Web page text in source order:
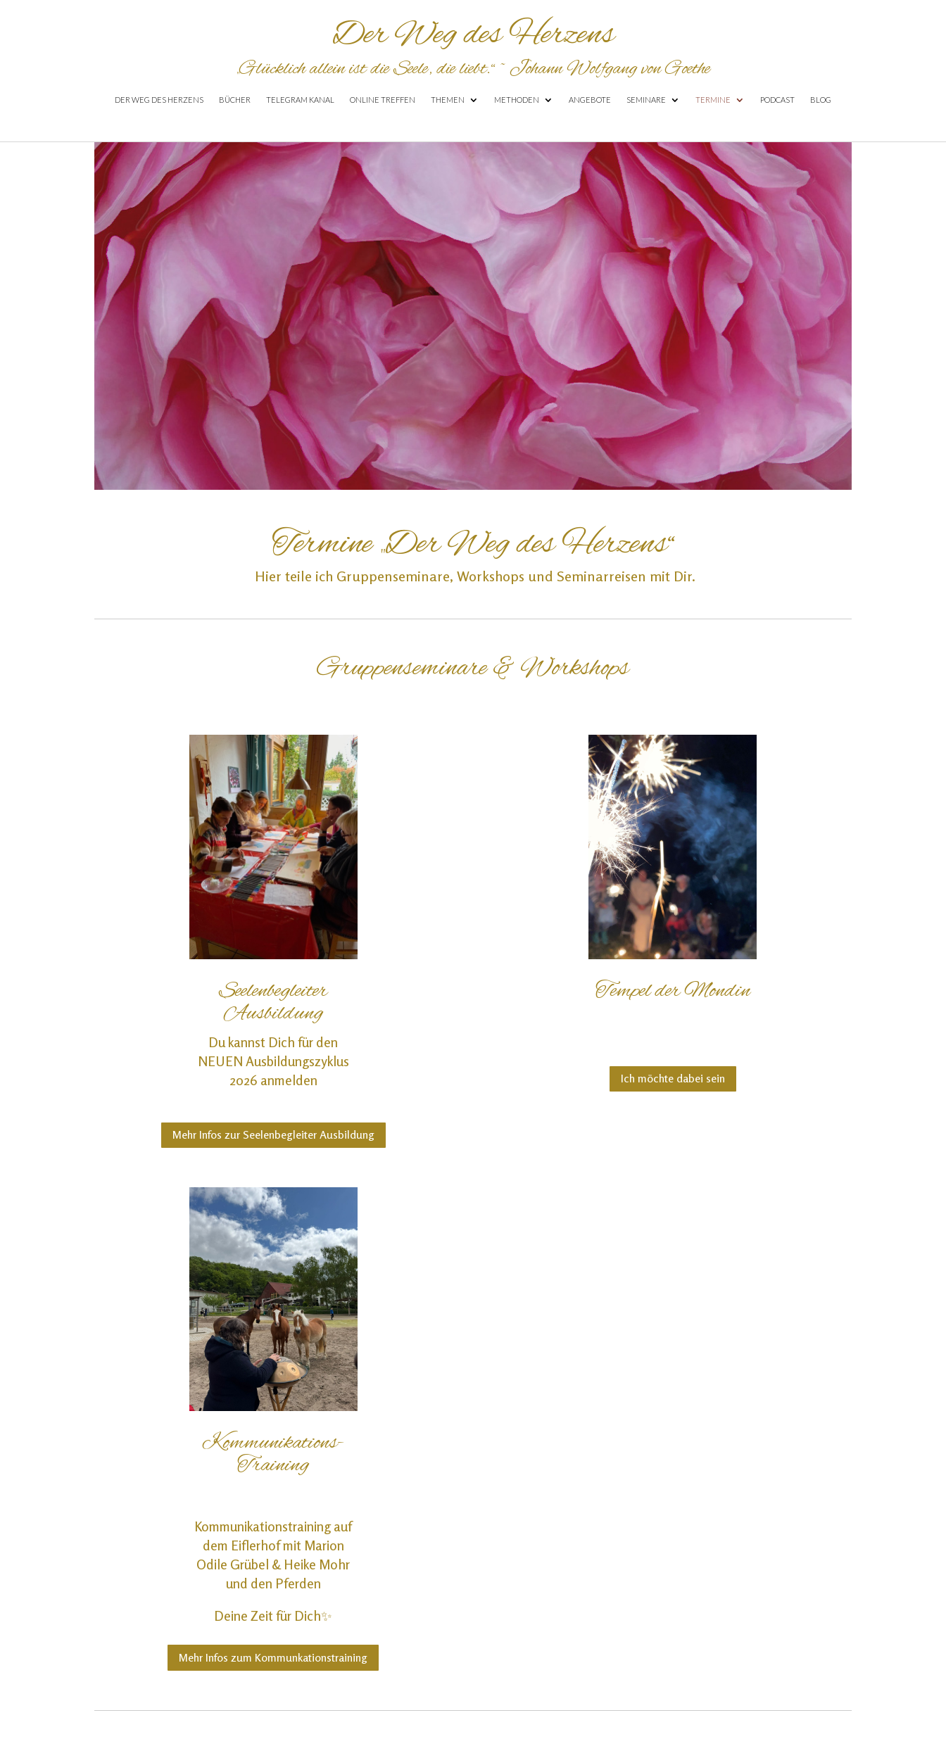
Der Weg des Herzens
„GlücklichalleinistdieSeele, dieliebt.“ ~Johann Wolfgang von Goethe
DER WEG DES HERZENS BÜCHER TELEGRAM KANAL ONLINE TREFFEN THEMEN METHODEN ANGEBOTE SEMINARE TERMINE PODCAST BLOG
Termine „Der Weg des Herzens“
Hier teile ich Gruppenseminare, Workshops und Seminarreisen mit Dir.
Gruppenseminare & Workshops
Seelenbegleiter
Ausbildung
Du kannst Dich für den
NEUEN Ausbildungszyklus
2026 anmelden
Mehr Infos zur Seelenbegleiter Ausbildung
Tempel der Mondin
Ich möchte dabei sein
Kommunikations-
Training
Kommunikationstraining auf
dem Eiflerhof mit Marion
Odile Grübel & Heike Mohr
und den Pferden
Deine Zeit für Dich✨
Mehr Infos zum Kommunkationstraining